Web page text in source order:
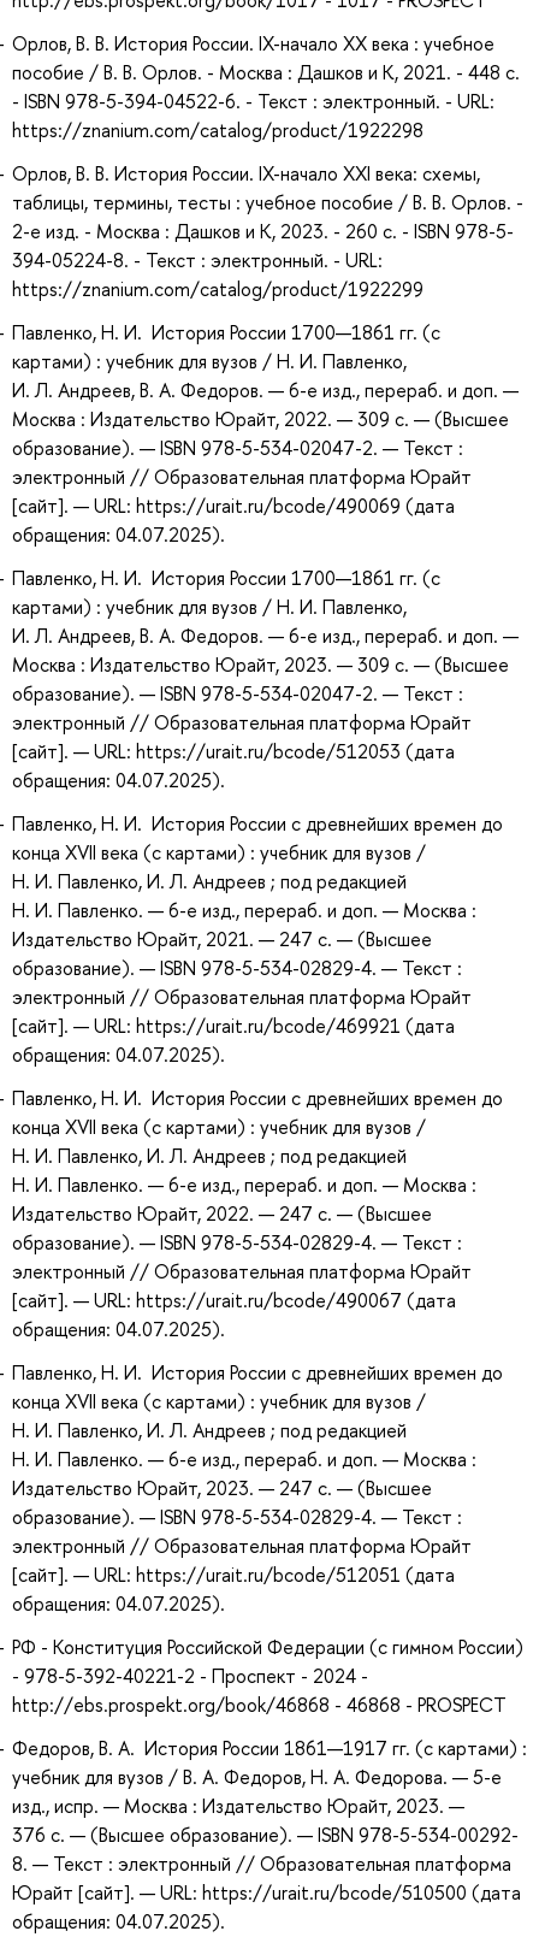
Орлов, В. В. История России. IX-начало XX века : учебное
пособие / В. В. Орлов. - Москва : Дашков и К, 2021. - 448 с.
- ISBN 978-5-394-04522-6. - Текст : электронный. - URL:
https://znanium.com/catalog/product/1922298
Орлов, В. В. История России. IX-начало XXI века: схемы,
таблицы, термины, тесты : учебное пособие / В. В. Орлов. -
2-е изд. - Москва : Дашков и К, 2023. - 260 с. - ISBN 978-5-
394-05224-8. - Текст : электронный. - URL:
https://znanium.com/catalog/product/1922299
Павленко, Н. И. История России 1700—1861 гг. (с
картами) : учебник для вузов / Н. И. Павленко,
И. Л. Андреев, В. А. Федоров. — 6-е изд., перераб. и доп. —
Москва : Издательство Юрайт, 2022. — 309 с. — (Высшее
образование). — ISBN 978-5-534-02047-2. — Текст :
электронный // Образовательная платформа Юрайт
[сайт]. — URL: https://urait.ru/bcode/490069 (дата
обращения: 04.07.2025).
Павленко, Н. И. История России 1700—1861 гг. (с
картами) : учебник для вузов / Н. И. Павленко,
И. Л. Андреев, В. А. Федоров. — 6-е изд., перераб. и доп. —
Москва : Издательство Юрайт, 2023. — 309 с. — (Высшее
образование). — ISBN 978-5-534-02047-2. — Текст :
электронный // Образовательная платформа Юрайт
[сайт]. — URL: https://urait.ru/bcode/512053 (дата
обращения: 04.07.2025).
Павленко, Н. И. История России с древнейших времен до
конца XVII века (с картами) : учебник для вузов /
Н. И. Павленко, И. Л. Андреев ; под редакцией
Н. И. Павленко. — 6-е изд., перераб. и доп. — Москва :
Издательство Юрайт, 2021. — 247 с. — (Высшее
образование). — ISBN 978-5-534-02829-4. — Текст :
электронный // Образовательная платформа Юрайт
[сайт]. — URL: https://urait.ru/bcode/469921 (дата
обращения: 04.07.2025).
Павленко, Н. И. История России с древнейших времен до
конца XVII века (с картами) : учебник для вузов /
Н. И. Павленко, И. Л. Андреев ; под редакцией
Н. И. Павленко. — 6-е изд., перераб. и доп. — Москва :
Издательство Юрайт, 2022. — 247 с. — (Высшее
образование). — ISBN 978-5-534-02829-4. — Текст :
электронный // Образовательная платформа Юрайт
[сайт]. — URL: https://urait.ru/bcode/490067 (дата
обращения: 04.07.2025).
Павленко, Н. И. История России с древнейших времен до
конца XVII века (с картами) : учебник для вузов /
Н. И. Павленко, И. Л. Андреев ; под редакцией
Н. И. Павленко. — 6-е изд., перераб. и доп. — Москва :
Издательство Юрайт, 2023. — 247 с. — (Высшее
образование). — ISBN 978-5-534-02829-4. — Текст :
электронный // Образовательная платформа Юрайт
[сайт]. — URL: https://urait.ru/bcode/512051 (дата
обращения: 04.07.2025).
РФ - Конституция Российской Федерации (с гимном России)
- 978-5-392-40221-2 - Проспект - 2024 -
http://ebs.prospekt.org/book/46868 - 46868 - PROSPECT
Федоров, В. А. История России 1861—1917 гг. (с картами) :
учебник для вузов / В. А. Федоров, Н. А. Федорова. — 5-е
изд., испр. — Москва : Издательство Юрайт, 2023. —
376 с. — (Высшее образование). — ISBN 978-5-534-00292-
8. — Текст : электронный // Образовательная платформа
Юрайт [сайт]. — URL: https://urait.ru/bcode/510500 (дата
обращения: 04.07.2025).